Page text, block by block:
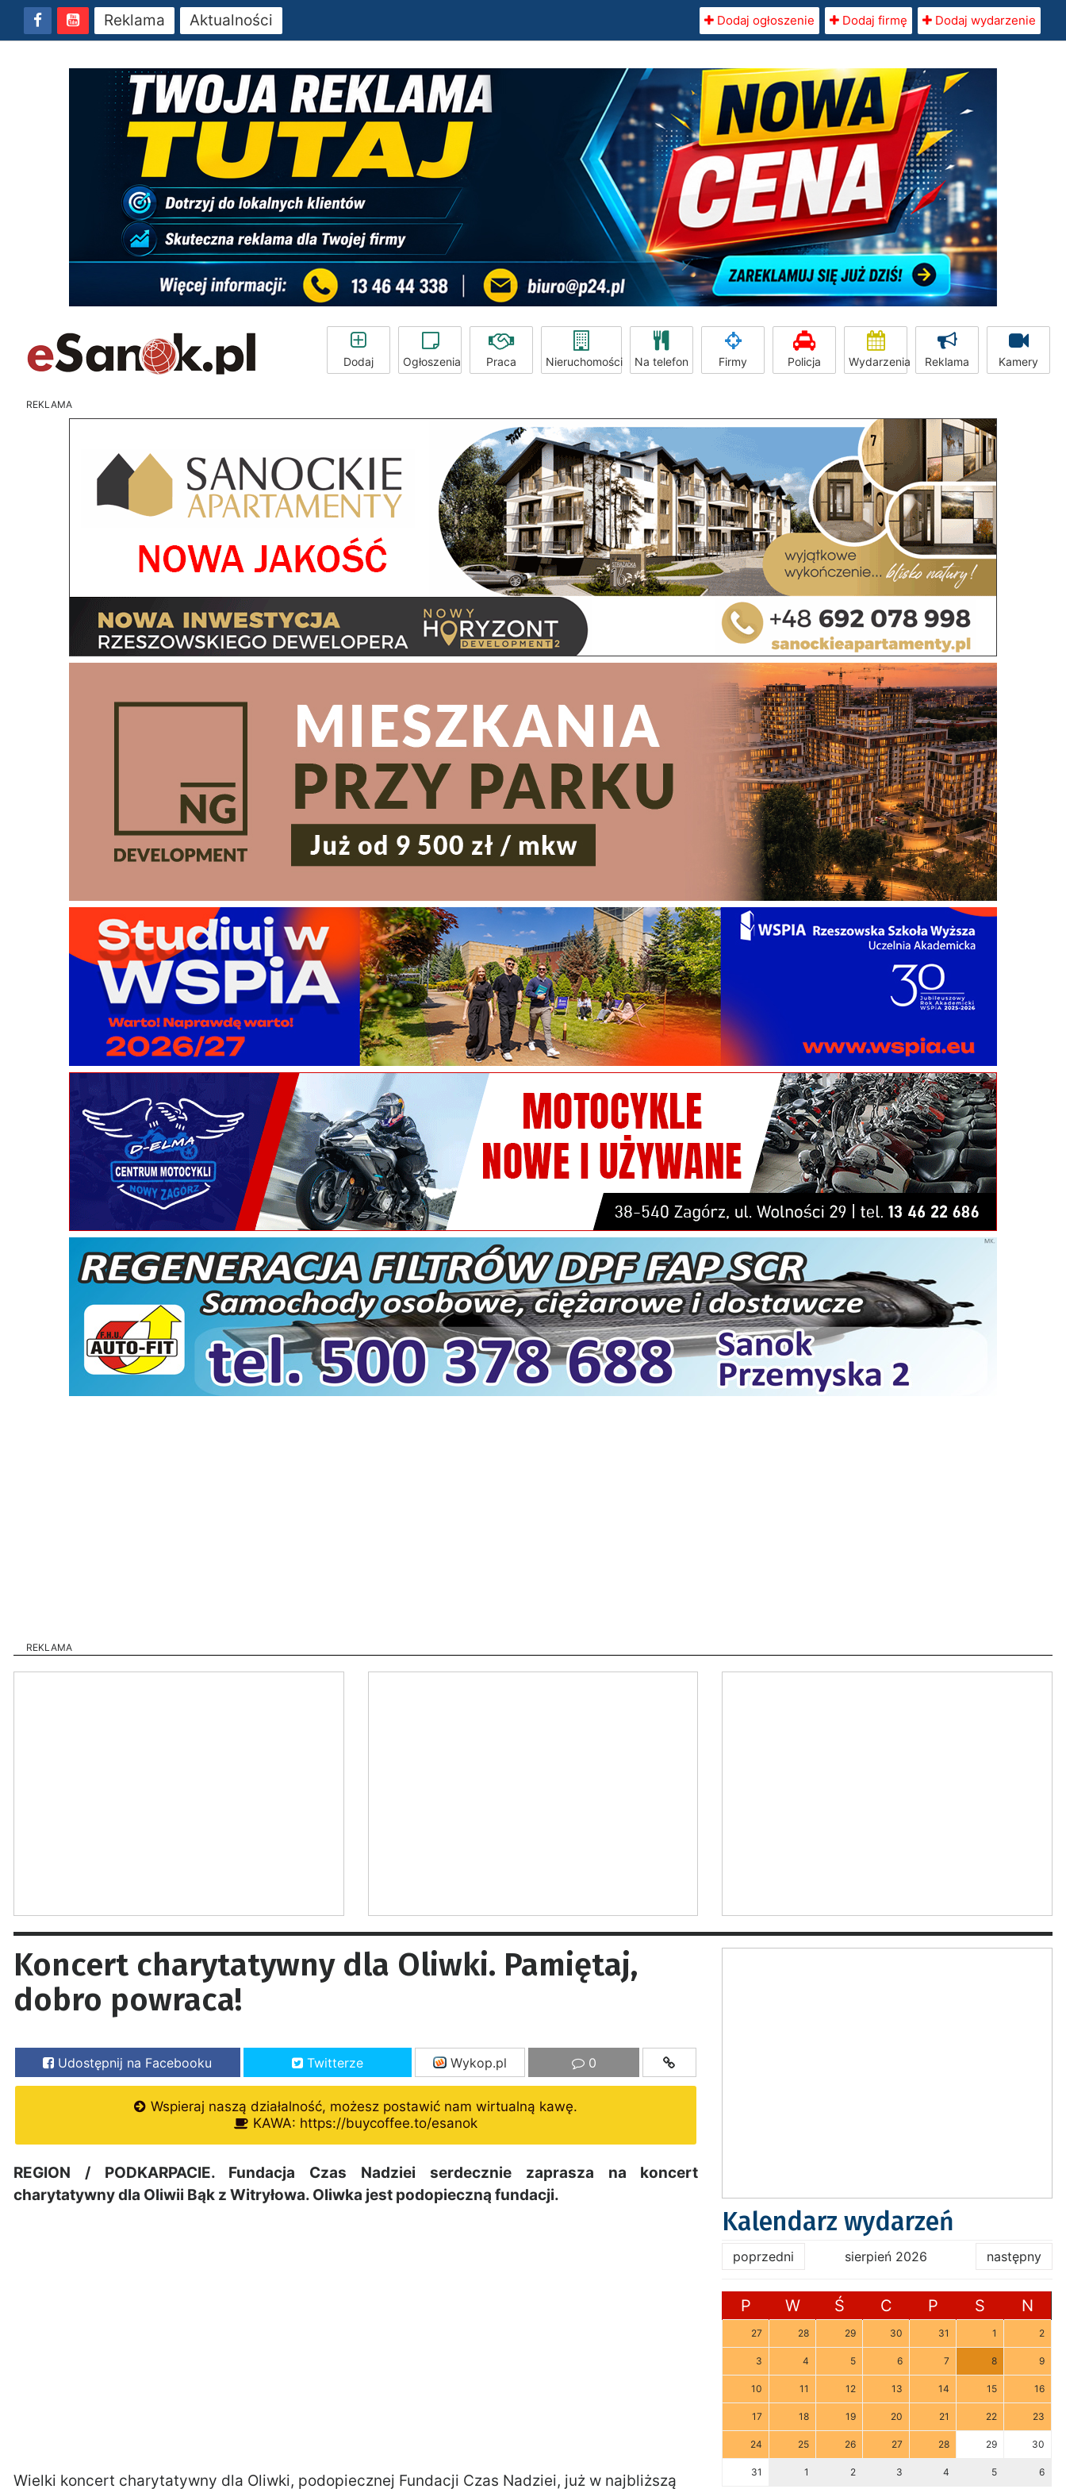
Reklama Aktualności Dodaj ogłoszenie Dodaj firmę Dodaj wydarzenie
Dodaj Ogłoszenia Praca Nieruchomości Na telefon Firmy Policja Wydarzenia Reklama Kamery
REKLAMA
REKLAMA
Koncert charytatywny dla Oliwki. Pamiętaj,
dobro powraca!
Udostępnij na Facebooku Twitterze Wykop.pl 0
Wspieraj naszą działalność, możesz postawić nam wirtualną kawę.
KAWA: https://buycoffee.to/esanok
REGION / PODKARPACIE. Fundacja Czas Nadziei serdecznie zaprasza na koncert
charytatywny dla Oliwii Bąk z Witryłowa. Oliwka jest podopieczną fundacji.
Wielki koncert charytatywny dla Oliwki, podopiecznej Fundacji Czas Nadziei, już w najbliższą
Kalendarz wydarzeń
poprzedni sierpień 2026 następny
P W Ś C P S N
27 28 29 30 31 1 2
3 4 5 6 7 8 9
10 11 12 13 14 15 16
17 18 19 20 21 22 23
24 25 26 27 28 29 30
31 1 2 3 4 5 6